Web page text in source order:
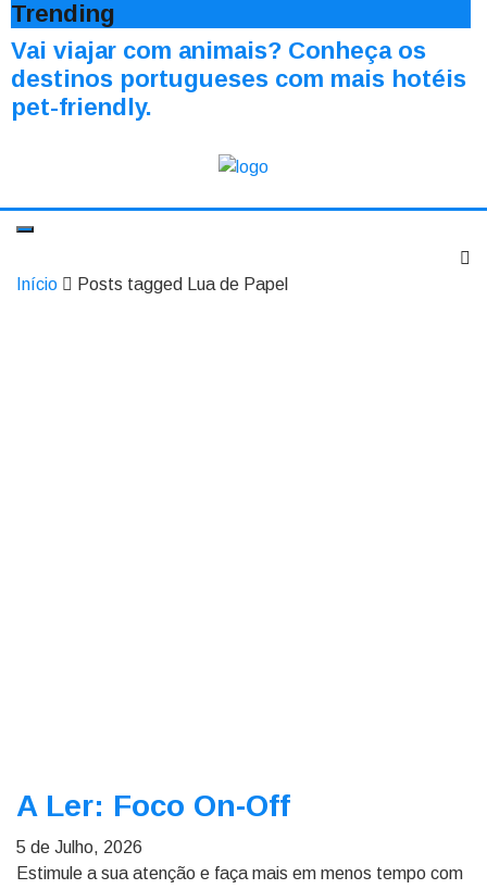
Trending
Vai viajar com animais? Conheça os
destinos portugueses com mais hotéis
pet-friendly.
Início Posts tagged Lua de Papel
A Ler: Foco On-Off
5 de Julho, 2026
Estimule a sua atenção e faça mais em menos tempo com